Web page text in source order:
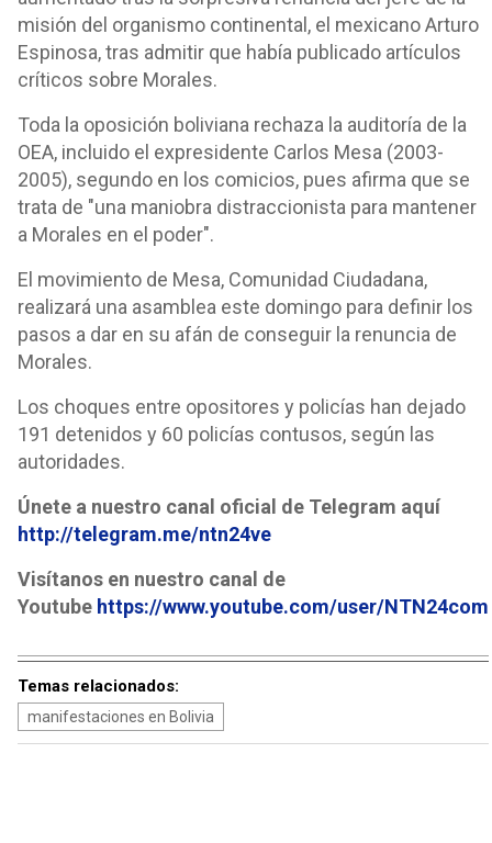
misión del organismo continental, el mexicano Arturo
Espinosa, tras admitir que había publicado artículos
críticos sobre Morales.
Toda la oposición boliviana rechaza la auditoría de la
OEA, incluido el expresidente Carlos Mesa (2003-
2005), segundo en los comicios, pues afirma que se
trata de "una maniobra distraccionista para mantener
a Morales en el poder".
El movimiento de Mesa, Comunidad Ciudadana,
realizará una asamblea este domingo para definir los
pasos a dar en su afán de conseguir la renuncia de
Morales.
Los choques entre opositores y policías han dejado
191 detenidos y 60 policías contusos, según las
autoridades.
Únete a nuestro canal oficial de Telegram aquí
http://telegram.me/ntn24ve
Visítanos en nuestro canal de
Youtube https://www.youtube.com/user/NTN24com
Temas relacionados:
manifestaciones en Bolivia